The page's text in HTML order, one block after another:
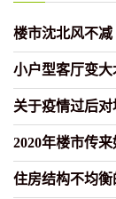
楼市沈北风不
小户型客厅变
关于疫情过后
2020年楼市传
住房结构不均衡